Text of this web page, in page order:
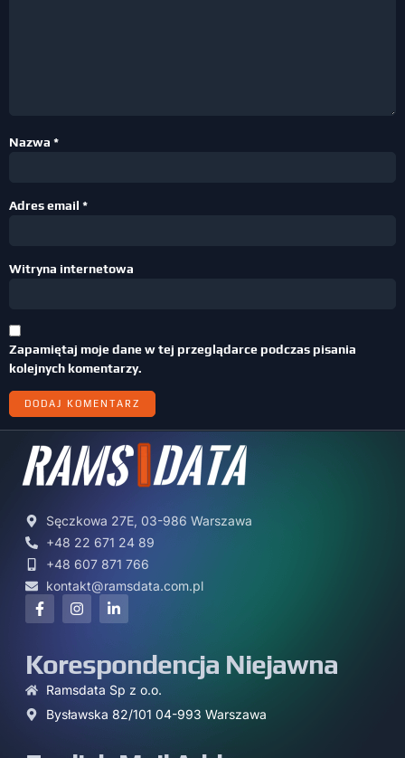
Nazwa *
Adres email *
Witryna internetowa
Zapamiętaj moje dane w tej przeglądarce podczas pisania
kolejnych komentarzy.
Sęczkowa 27E, 03-986 Warszawa
+48 22 671 24 89
+48 607 871 766
kontakt@ramsdata.com.pl
Korespondencja Niejawna
Ramsdata Sp z o.o.
Bysławska 82/101 04-993 Warszawa